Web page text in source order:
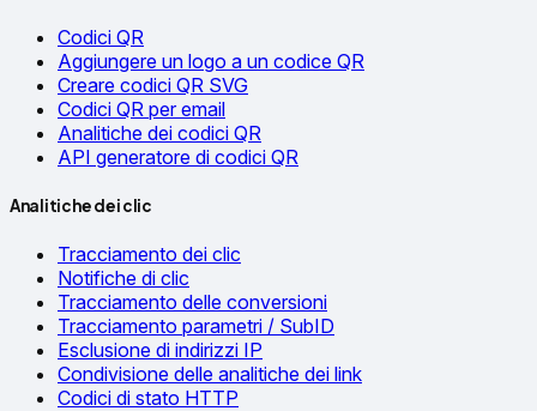
Codici QR
Aggiungere un logo a un codice QR
Creare codici QR SVG
Codici QR per email
Analitiche dei codici QR
API generatore di codici QR
Analitiche dei clic
Tracciamento dei clic
Notifiche di clic
Tracciamento delle conversioni
Tracciamento parametri / SubID
Esclusione di indirizzi IP
Condivisione delle analitiche dei link
Codici di stato HTTP